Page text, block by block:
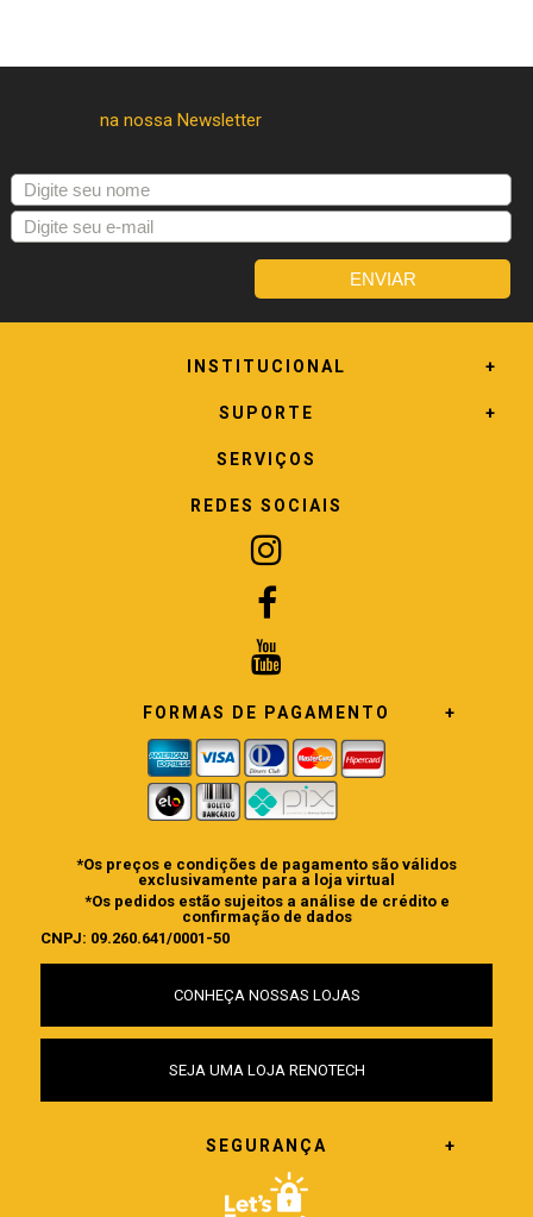
INSTITUCIONAL
SUPORTE
SERVIÇOS
REDES SOCIAIS
FORMAS DE PAGAMENTO
*Os preços e condições de pagamento são válidos
exclusivamente para a loja virtual
*Os pedidos estão sujeitos a análise de crédito e
confirmação de dados
CNPJ: 09.260.641/0001-50
CONHEÇA NOSSAS LOJAS
SEJA UMA LOJA RENOTECH
SEGURANÇA